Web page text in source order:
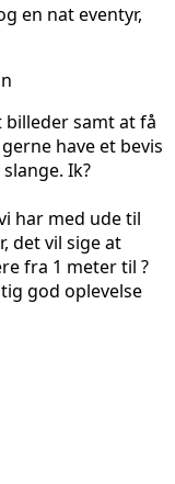
en nat eventyr,
samt at få
have et bevis
Ik?
har med ude til
det vil sige at
fra 1 meter til ?
god oplevelse